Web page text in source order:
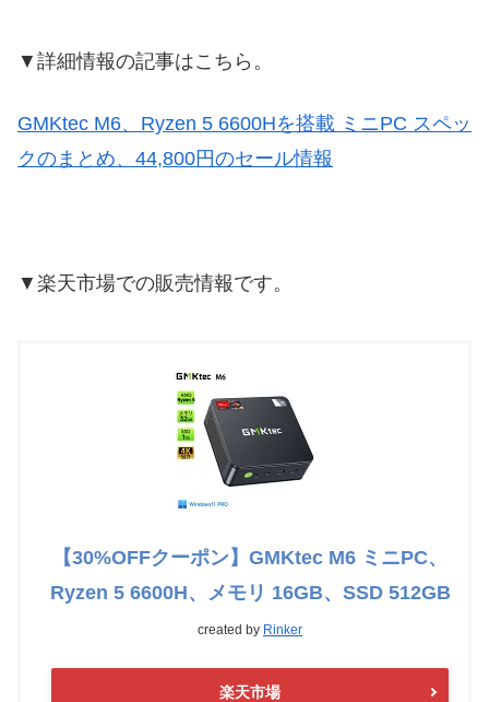
▼詳細情報の記事はこちら。
GMKtec M6、Ryzen 5 6600Hを搭載 ミニPC スペッ
クのまとめ、44,800円のセール情報
▼楽天市場での販売情報です。
【30%OFFクーポン】GMKtec M6 ミニPC、
Ryzen 5 6600H、メモリ 16GB、SSD 512GB
created by Rinker
楽天市場